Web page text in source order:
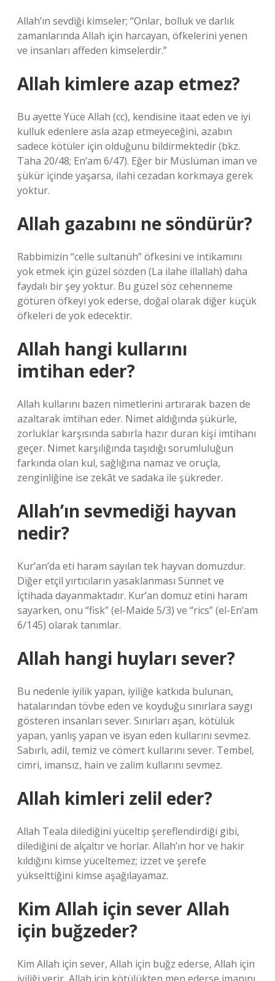
Allah’ın sevdiği kimseler; “Onlar, bolluk ve darlık
zamanlarında Allah için harcayan, öfkelerini yenen
ve insanları affeden kimselerdir.”
Allah kimlere azap etmez?
Bu ayette Yüce Allah (cc), kendisine itaat eden ve iyi
kulluk edenlere asla azap etmeyeceğini, azabın
sadece kötüler için olduğunu bildirmektedir (bkz.
Taha 20/48; En’am 6/47). Eğer bir Müslüman iman ve
şükür içinde yaşarsa, ilahi cezadan korkmaya gerek
yoktur.
Allah gazabını ne söndürür?
Rabbimizin “celle sultanüh” öfkesini ve intikamını
yok etmek için güzel sözden (La ilahe illallah) daha
faydalı bir şey yoktur. Bu güzel söz cehenneme
götüren öfkeyi yok ederse, doğal olarak diğer küçük
öfkeleri de yok edecektir.
Allah hangi kullarını
imtihan eder?
Allah kullarını bazen nimetlerini artırarak bazen de
azaltarak imtihan eder. Nimet aldığında şükürle,
zorluklar karşısında sabırla hazır duran kişi imtihanı
geçer. Nimet karşılığında taşıdığı sorumluluğun
farkında olan kul, sağlığına namaz ve oruçla,
zenginliğine ise zekât ve sadaka ile şükreder.
Allah’ın sevmediği hayvan
nedir?
Kur’an’da eti haram sayılan tek hayvan domuzdur.
Diğer etçil yırtıcıların yasaklanması Sünnet ve
İçtihada dayanmaktadır. Kur’an domuz etini haram
sayarken, onu “fisk” (el-Maide 5/3) ve “rics” (el-En’am
6/145) olarak tanımlar.
Allah hangi huyları sever?
Bu nedenle iyilik yapan, iyiliğe katkıda bulunan,
hatalarından tövbe eden ve koyduğu sınırlara saygı
gösteren insanları sever. Sınırları aşan, kötülük
yapan, yanlış yapan ve isyan eden kullarını sevmez.
Sabırlı, adil, temiz ve cömert kullarını sever. Tembel,
cimri, imansız, hain ve zalim kullarını sevmez.
Allah kimleri zelil eder?
Allah Teala dilediğini yüceltip şereflendirdiği gibi,
dilediğini de alçaltır ve horlar. Allah’ın hor ve hakir
kıldığını kimse yüceltemez; izzet ve şerefe
yükselttiğini kimse aşağılayamaz.
Kim Allah için sever Allah
için buğzeder?
Kim Allah için sever, Allah için buğz ederse, Allah için